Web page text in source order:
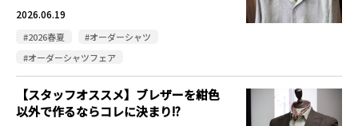
2026.06.19
#2026春夏
#オーダーシャツ
#オーダーシャツフェア
【スタッフオススメ】ブレザーを紺色
以外で作るならコレに決まり!?